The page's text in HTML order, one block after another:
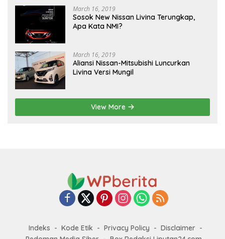
March 16, 2019
Sosok New Nissan Livina Terungkap,
Apa Kata NMI?
March 16, 2019
Aliansi Nissan-Mitsubishi Luncurkan
Livina Versi Mungil
View More
Indeks Kode Etik Privacy Policy
Disclaimer